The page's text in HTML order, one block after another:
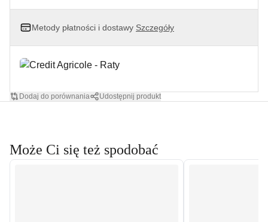
Metody płatności i dostawy Szczegóły
Dodaj do porównania Udostępnij produkt
Może Ci się też spodobać